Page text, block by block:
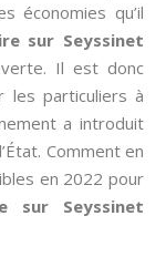
économies qu’il
sur Seyssinet
verte. Il est donc
les particuliers à
a introduit
Comment en
en 2022 pour
sur Seyssinet